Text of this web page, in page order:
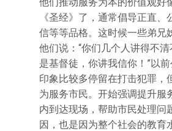
《圣经》了，通常倡导正直、
信等等品格。这时候一些弟兄
他们说：“你们几个人讲得不
是基督徒，你讲我信你！”以
印象比较多停留在打击犯罪，
为服务市民。开始强调提升服
内到达现场，帮助市民处理问
因，也是因为整个社会的教育